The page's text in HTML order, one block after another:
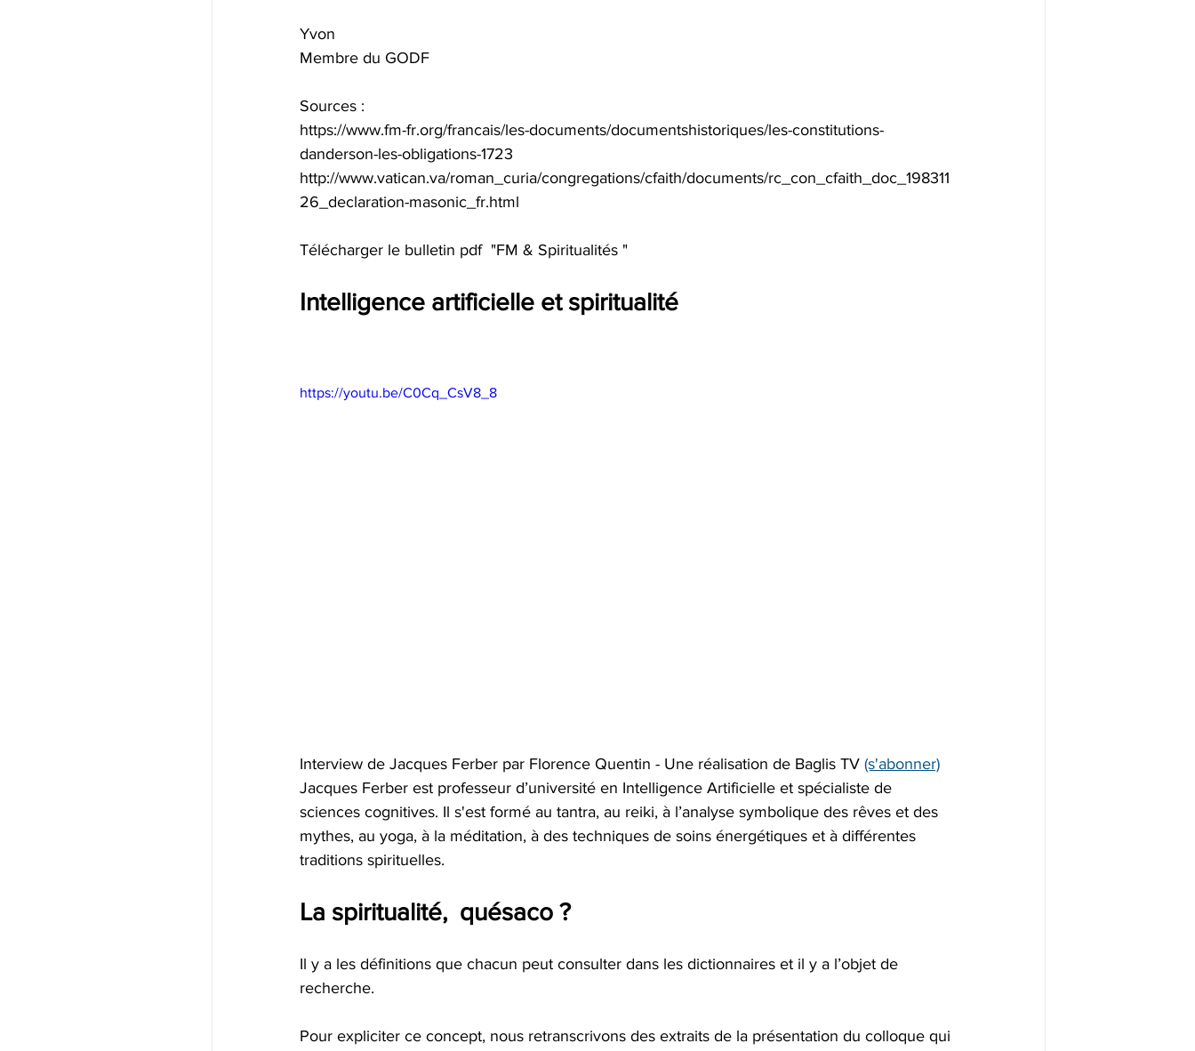
Yvon
Membre du GODF
Sources :
https://www.fm-fr.org/francais/les-documents/documentshistoriques/les-constitutions-
danderson-les-obligations-1723
http://www.vatican.va/roman_curia/congregations/cfaith/documents/rc_con_cfaith_doc_198311
26_declaration-masonic_fr.html
Télécharger le bulletin pdf  "FM & Spiritualités "
Intelligence artificielle et spiritualité
https://youtu.be/C0Cq_CsV8_8
Interview de Jacques Ferber par Florence Quentin - Une réalisation de Baglis TV (s'abonner)
Jacques Ferber est professeur d’université en Intelligence Artificielle et spécialiste de
sciences cognitives. Il s'est formé au tantra, au reiki, à l’analyse symbolique des rêves et des
mythes, au yoga, à la méditation, à des techniques de soins énergétiques et à différentes
traditions spirituelles.
La spiritualité,  quésaco ?
Il y a les définitions que chacun peut consulter dans les dictionnaires et il y a l’objet de
recherche.
Pour expliciter ce concept, nous retranscrivons des extraits de la présentation du colloque qui